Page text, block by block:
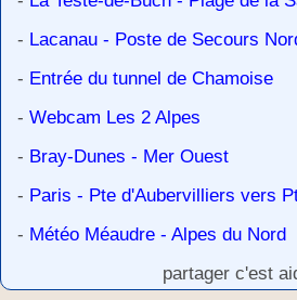
- Lacanau - Poste de Secours
- Entrée du tunnel de Chamoise
- Webcam Les 2 Alpes
- Bray-Dunes - Mer Ouest
- Paris - Pte d'Aubervilliers vers
- Météo Méaudre - Alpes du Nord
partager c'est